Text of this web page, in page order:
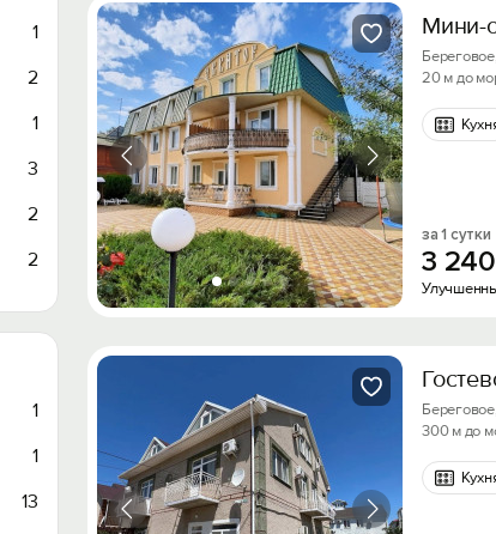
1
2
1
3
2
2
1
1
13
Мини-
20 м до
за 1 сутки
3 240
300 м до
Хочешь дешевле?
первое